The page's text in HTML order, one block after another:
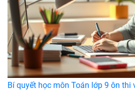
Bí quyết học môn Toán lớp 9 ôn thi